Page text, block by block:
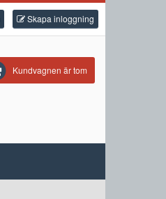
Skapa inloggning
Kundvagnen är tom